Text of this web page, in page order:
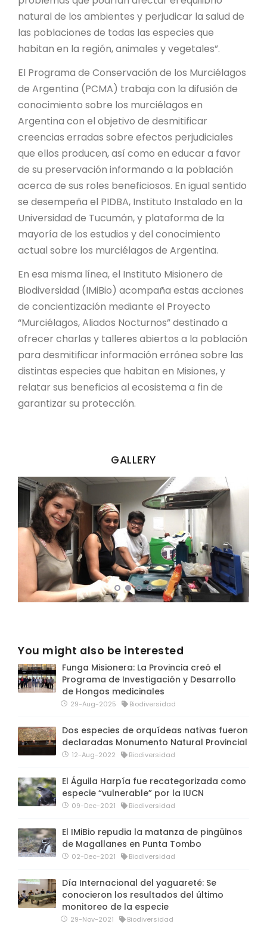
natural de los ambientes y perjudicar la salud de
las poblaciones de todas las especies que
habitan en la región, animales y vegetales”.
El Programa de Conservación de los Murciélagos
de Argentina (PCMA) trabaja con la difusión de
conocimiento sobre los murciélagos en
Argentina con el objetivo de desmitificar
creencias erradas sobre efectos perjudiciales
que ellos producen, así como en educar a favor
de su preservación informando a la población
acerca de sus roles beneficiosos. En igual sentido
se desempeña el PIDBA, Instituto Instalado en la
Universidad de Tucumán, y plataforma de la
mayoría de los estudios y del conocimiento
actual sobre los murciélagos de Argentina.
En esa misma línea, el Instituto Misionero de
Biodiversidad (IMiBio) acompaña estas acciones
de concientización mediante el Proyecto
“Murciélagos, Aliados Nocturnos” destinado a
ofrecer charlas y talleres abiertos a la población
para desmitificar información errónea sobre las
distintas especies que habitan en Misiones, y
relatar sus beneficios al ecosistema a fin de
garantizar su protección.
GALLERY
You might also be interested
Funga Misionera: La Provincia creó el
Programa de Investigación y Desarrollo
de Hongos medicinales
29-Aug-2025 Biodiversidad
Dos especies de orquídeas nativas fueron
declaradas Monumento Natural Provincial
12-Aug-2022 Biodiversidad
El Águila Harpía fue recategorizada como
especie “vulnerable” por la IUCN
09-Dec-2021 Biodiversidad
El IMiBio repudia la matanza de pingüinos
de Magallanes en Punta Tombo
02-Dec-2021 Biodiversidad
Día Internacional del yaguareté: Se
conocieron los resultados del último
monitoreo de la especie
29-Nov-2021 Biodiversidad